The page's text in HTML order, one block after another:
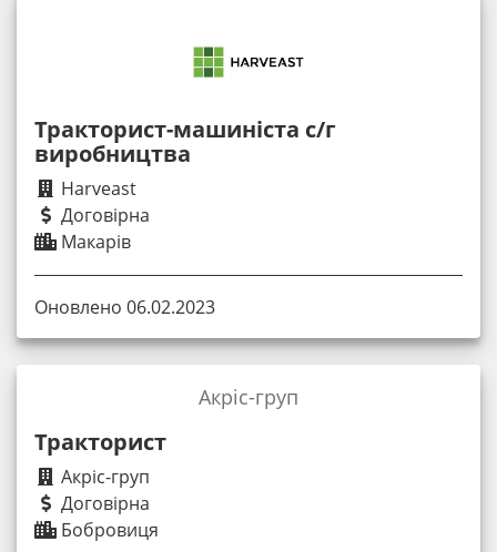
Тракторист-машиніста c/г
виробництва
Harveast
Договірна
Макарів
Оновлено 06.02.2023
Тракторист
Акріс-груп
Договірна
Бобровиця
Акріс-груп